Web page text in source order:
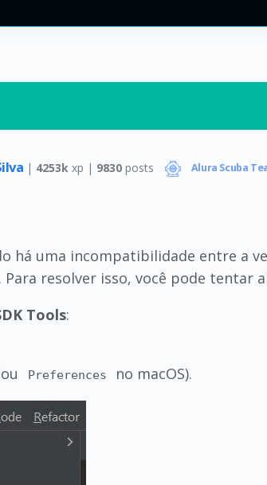
| 4253k xp | 9830 posts Alura Scuba
há uma incompatibilidade entre a
resolver isso, você pode tentar
Tools:
Preferences no macOS).